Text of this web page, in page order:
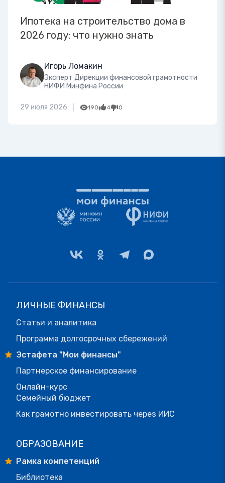
Ипотека на строительство дома в
2026 году: что нужно знать
Игорь Ломакин
Эксперт Дирекции финансовой грамотности
НИФИ Минфина России
29 июля 2026 190 4 0
ЛИЧНЫЕ ФИНАНСЫ
Статьи и аналитика
Программа долгосрочных сбережений
Эстафета "Мои финансы"
Партнерское финансирование
Онлайн-курс
Семейный бюджет
Как грамотно инвестировать через ИИС
ОБРАЗОВАНИЕ
Рамка компетенций
Библиотека